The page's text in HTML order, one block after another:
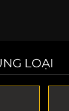
LOẠI